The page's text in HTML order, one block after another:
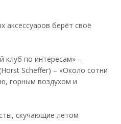
аксессуаров берёт своё
клуб по интересам» –
Scheffer) – «Около сотни
горным воздухом и
скучающие летом